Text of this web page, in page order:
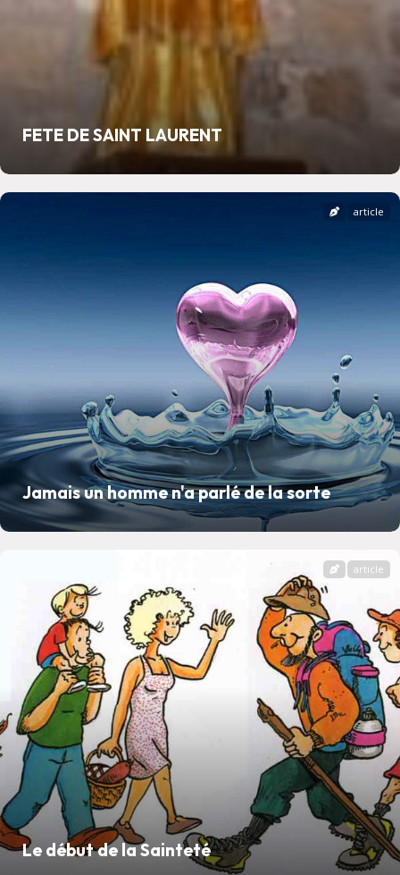
FETE DE SAINT LAURENT
Jamais un homme n'a parlé de la sorte
article
Le début de la Sainteté
article